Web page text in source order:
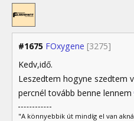
#1675 FOxygene [3275]
Kedv,idő.
Leszedtem hogyne szedtem
percnél tovább benne lennem
"A könnyebbik út mindíg el van